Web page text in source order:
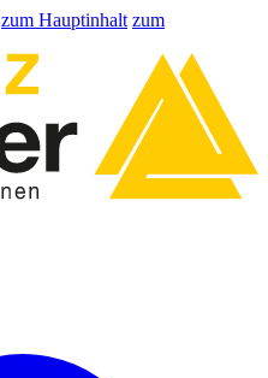
zum Hauptinhalt zum